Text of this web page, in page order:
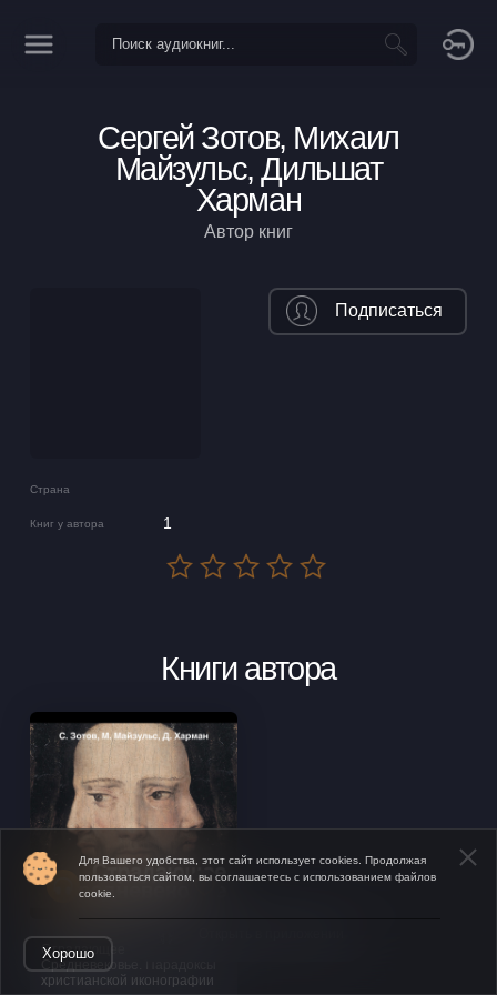
Сергей Зотов, Михаил
Майзульс, Дильшат
Харман
Автор книг
Страна
Книг у автора 1
Подписаться
Книги автора
Страдающее
Средневековье. Парадоксы
христианской иконографии
Для Вашего удобства, этот сайт использует cookies. Продолжая
пользоваться сайтом, вы соглашаетесь с использованием файлов
cookie.
Хорошо